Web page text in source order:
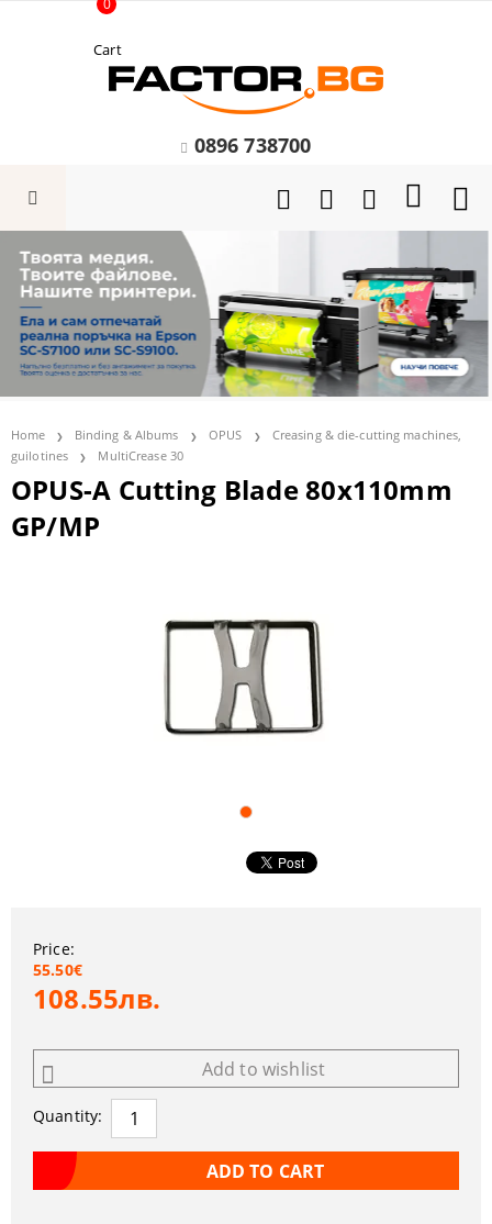
Cart
0
0896 738700
Home Binding & Albums OPUS
Creasing & die-cutting machines,
guilotines
MultiCrease 30
OPUS-А Cutting Blade 80x110mm
GP/MP
Price:
55.50€
108.55лв.
Add to wishlist
Quantity: